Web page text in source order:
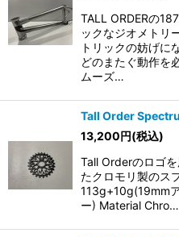
TALL ORDERの
ックなジオメトリ
トリックの妨げに
どのまたぐ動作を
ムーズ…
Tall Order
13,200円(税込)
Tall Orderのロゴ
たクロモリ製のス
113g+10g(19mm
ー) Material Chro…